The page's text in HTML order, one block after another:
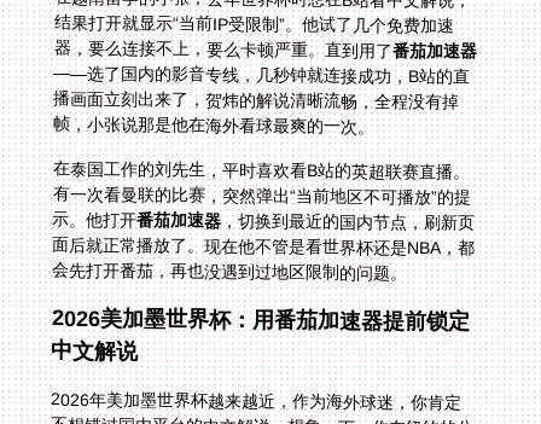
器，要么连接不上，要么卡顿严重。直到用了番茄加速器
——选了国内的影音专线，几秒钟就连接成功，B站的直
播画面立刻出来了，贺炜的解说清晰流畅，全程没有掉
帧，小张说那是他在海外看球最爽的一次。
在泰国工作的刘先生，平时喜欢看B站的英超联赛直播。
有一次看曼联的比赛，突然弹出“当前地区不可播放”的提
示。他打开番茄加速器，切换到最近的国内节点，刷新页
面后就正常播放了。现在他不管是看世界杯还是NBA，都
会先打开番茄，再也没遇到过地区限制的问题。
2026美加墨世界杯：用番茄加速器提前锁定
中文解说
2026年美加墨世界杯越来越近，作为海外球迷，你肯定
不想错过国内平台的中文解说。想象一下：你在纽约的公